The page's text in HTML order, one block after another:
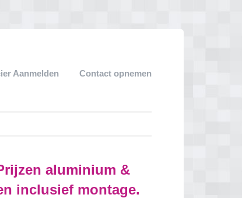
Aanmelden Contact opnemen
aluminium &
inclusief montage.